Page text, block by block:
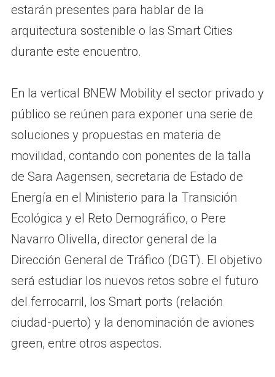
estarán presentes para hablar de la
arquitectura sostenible o las Smart Cities
durante este encuentro.
En la vertical BNEW Mobility el sector privado y
público se reúnen para exponer una serie de
soluciones y propuestas en materia de
movilidad, contando con ponentes de la talla
de Sara Aagensen, secretaria de Estado de
Energía en el Ministerio para la Transición
Ecológica y el Reto Demográfico, o Pere
Navarro Olivella, director general de la
Dirección General de Tráfico (DGT). El objetivo
será estudiar los nuevos retos sobre el futuro
del ferrocarril, los Smart ports (relación
ciudad-puerto) y la denominación de aviones
green, entre otros aspectos.